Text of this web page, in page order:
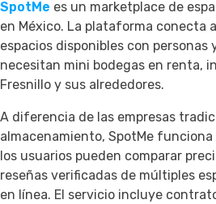
SpotMe es un marketplace de
en México. La plataforma conecta
espacios disponibles con personas
necesitan mini bodegas en renta,
Fresnillo y sus alrededores.
A diferencia de las empresas
almacenamiento, SpotMe
los usuarios pueden comparar
reseñas verificadas de múltiples
en línea. El servicio incluye